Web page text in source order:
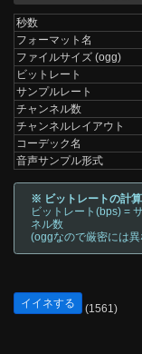
秒数
フォーマット名
ファイルサイズ (ogg)
ビットレート
サンプルレート
チャンネル数
チャンネルレイアウト
コーデック名
音声サンプル形式
※ ビットレートの計
ビットレート(bps) =
ネル数
(oggなので厳密には
イイネする (1561)